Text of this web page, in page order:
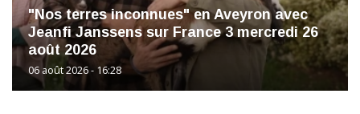
"Nos terres inconnues" en Aveyron avec
Jeanfi Janssens sur France 3 mercredi 26
août 2026
06 août 2026 - 16:28